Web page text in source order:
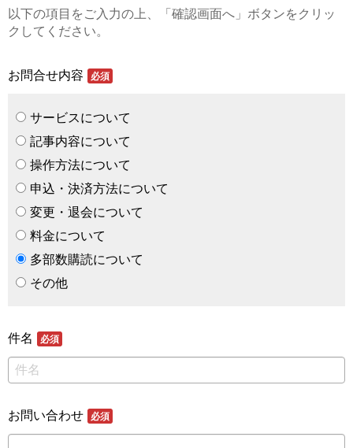
以下の項目をご入力の上、「確認画面へ」ボタンをクリッ
クしてください。
お問合せ内容 必須
サービスについて
記事内容について
操作方法について
申込・決済方法について
変更・退会について
料金について
多部数購読について
その他
件名 必須
お問い合わせ 必須